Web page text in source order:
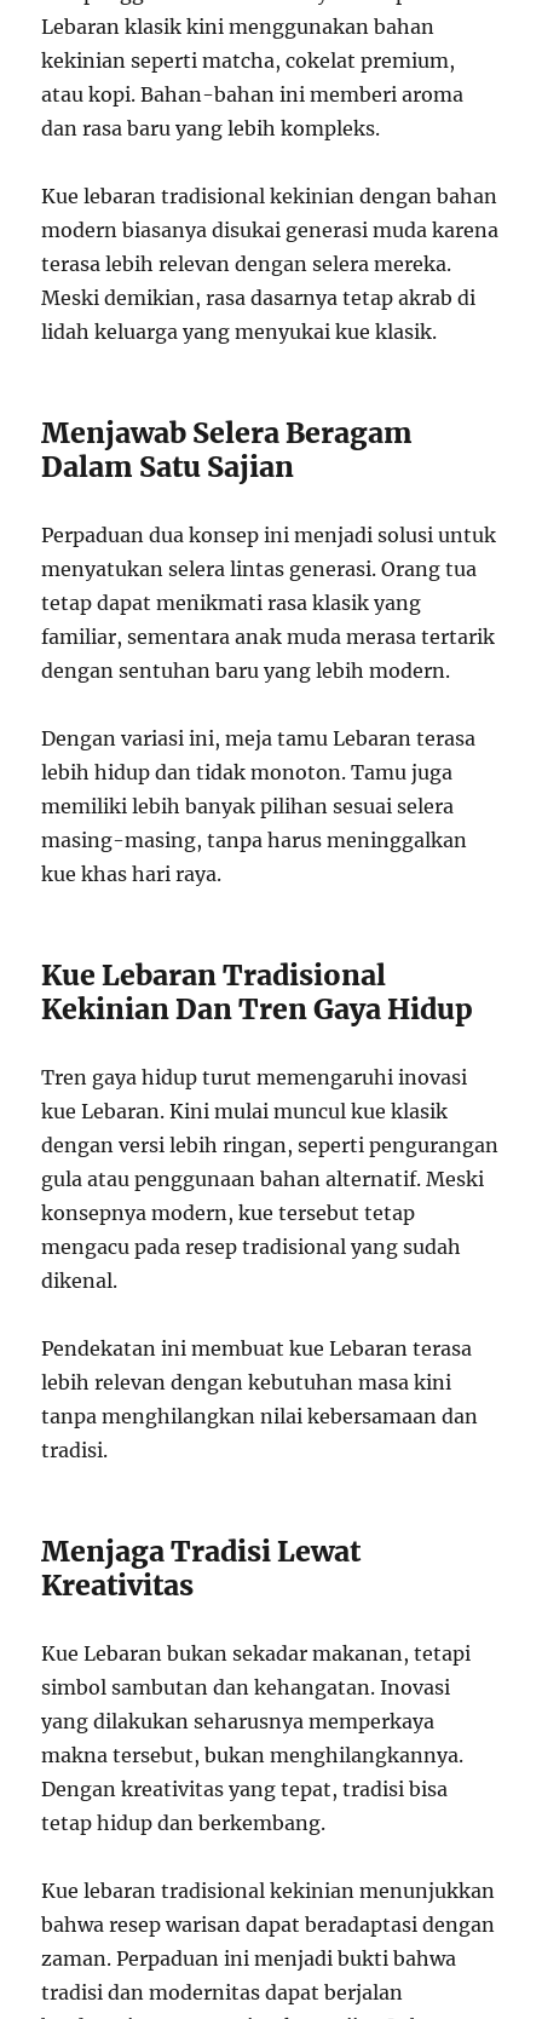
Lebaran klasik kini menggunakan bahan
kekinian seperti matcha, cokelat premium,
atau kopi. Bahan-bahan ini memberi aroma
dan rasa baru yang lebih kompleks.
Kue lebaran tradisional kekinian dengan bahan
modern biasanya disukai generasi muda karena
terasa lebih relevan dengan selera mereka.
Meski demikian, rasa dasarnya tetap akrab di
lidah keluarga yang menyukai kue klasik.
Menjawab Selera Beragam
Dalam Satu Sajian
Perpaduan dua konsep ini menjadi solusi untuk
menyatukan selera lintas generasi. Orang tua
tetap dapat menikmati rasa klasik yang
familiar, sementara anak muda merasa tertarik
dengan sentuhan baru yang lebih modern.
Dengan variasi ini, meja tamu Lebaran terasa
lebih hidup dan tidak monoton. Tamu juga
memiliki lebih banyak pilihan sesuai selera
masing-masing, tanpa harus meninggalkan
kue khas hari raya.
Kue Lebaran Tradisional
Kekinian Dan Tren Gaya Hidup
Tren gaya hidup turut memengaruhi inovasi
kue Lebaran. Kini mulai muncul kue klasik
dengan versi lebih ringan, seperti pengurangan
gula atau penggunaan bahan alternatif. Meski
konsepnya modern, kue tersebut tetap
mengacu pada resep tradisional yang sudah
dikenal.
Pendekatan ini membuat kue Lebaran terasa
lebih relevan dengan kebutuhan masa kini
tanpa menghilangkan nilai kebersamaan dan
tradisi.
Menjaga Tradisi Lewat
Kreativitas
Kue Lebaran bukan sekadar makanan, tetapi
simbol sambutan dan kehangatan. Inovasi
yang dilakukan seharusnya memperkaya
makna tersebut, bukan menghilangkannya.
Dengan kreativitas yang tepat, tradisi bisa
tetap hidup dan berkembang.
Kue lebaran tradisional kekinian menunjukkan
bahwa resep warisan dapat beradaptasi dengan
zaman. Perpaduan ini menjadi bukti bahwa
tradisi dan modernitas dapat berjalan